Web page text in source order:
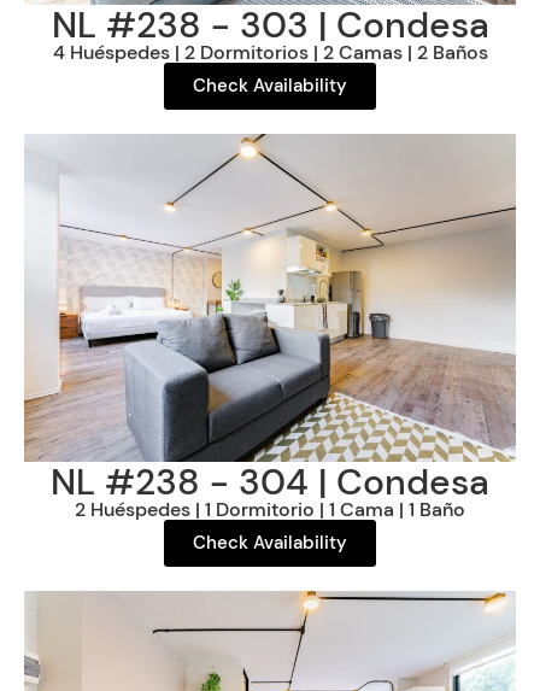
NL #238 - 303 | Condesa
4 Huéspedes | 2 Dormitorios | 2 Camas | 2 Baños
Check Availability
NL #238 - 304 | Condesa
2 Huéspedes | 1 Dormitorio | 1 Cama | 1 Baño
Check Availability